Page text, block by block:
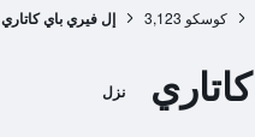
كوسكو 3,123 إل فيري باي كاتاري
نزل